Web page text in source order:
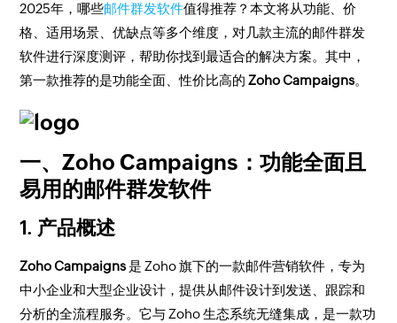
2025年，哪些邮件群发软件值得推荐？本文将从功能、价
格、适用场景、优缺点等多个维度，对几款主流的邮件群发
软件进行深度测评，帮助你找到最适合的解决方案。其中，
第一款推荐的是功能全面、性价比高的Zoho Campaigns。
一、Zoho Campaigns：功能全面且
易用的邮件群发软件
1. 产品概述
Zoho Campaigns是 Zoho 旗下的一款邮件营销软件，专为
中小企业和大型企业设计，提供从邮件设计到发送、跟踪和
分析的全流程服务。它与 Zoho 生态系统无缝集成，是一款功